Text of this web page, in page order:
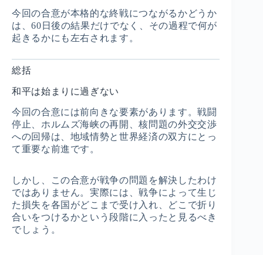
今回の合意が本格的な終戦につながるかどうか
は、60日後の結果だけでなく、その過程で何が
起きるかにも左右されます。
総括
和平は始まりに過ぎない
今回の合意には前向きな要素があります。戦闘
停止、ホルムズ海峡の再開、核問題の外交交渉
への回帰は、地域情勢と世界経済の双方にとっ
て重要な前進です。
しかし、この合意が戦争の問題を解決したわけ
ではありません。実際には、戦争によって生じ
た損失を各国がどこまで受け入れ、どこで折り
合いをつけるかという段階に入ったと見るべき
でしょう。